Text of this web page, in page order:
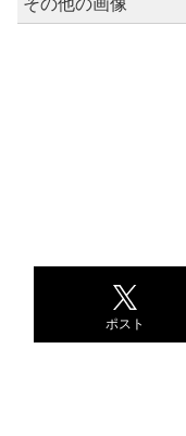
ポスト